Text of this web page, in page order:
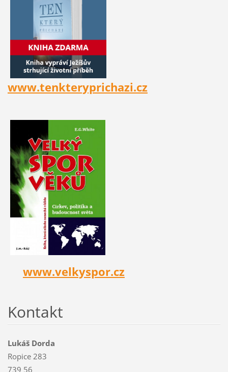
www.tenkteryprichazi.cz
www.velkyspor.cz
Kontakt
Lukáš Dorda
Ropice 283
739 56